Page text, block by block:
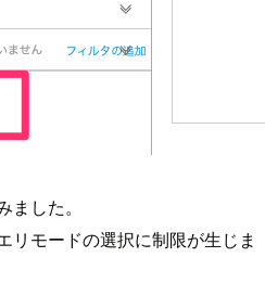
した。
リモードの選択に制限が生じま